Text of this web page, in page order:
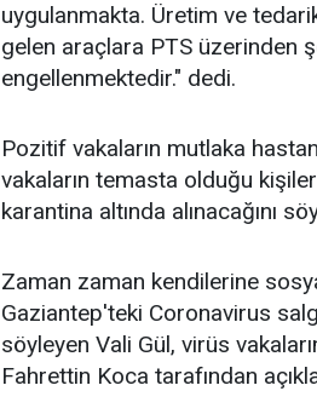
uygulanmakta. Üretim ve
gelen araçlara PTS üzerinden
engellenmektedir." dedi.
Pozitif vakaların mutlaka
vakaların temasta olduğu
karantina altında alınacağını
Zaman zaman kendilerine
Gaziantep'teki Coronavirus
söyleyen Vali Gül, virüs
Fahrettin Koca tarafından